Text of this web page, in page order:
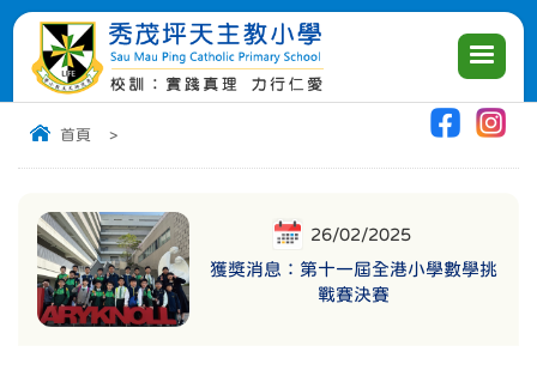
首頁 >
26/02/2025
獲獎消息：第十一屆全港小學數學挑
戰賽決賽